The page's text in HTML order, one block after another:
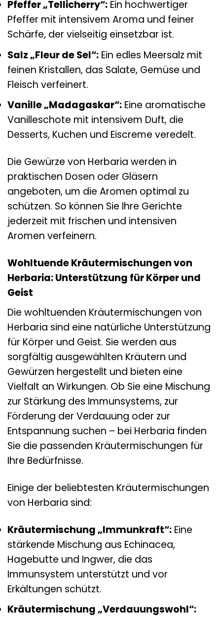
Pfeffer „Tellicherry“: Ein hochwertiger
Pfeffer mit intensivem Aroma und feiner
Schärfe, der vielseitig einsetzbar ist.
Salz „Fleur de Sel“: Ein edles Meersalz mit
feinen Kristallen, das Salate, Gemüse und
Fleisch verfeinert.
Vanille „Madagaskar“: Eine aromatische
Vanilleschote mit intensivem Duft, die
Desserts, Kuchen und Eiscreme veredelt.
Die Gewürze von Herbaria werden in
praktischen Dosen oder Gläsern
angeboten, um die Aromen optimal zu
schützen. So können Sie Ihre Gerichte
jederzeit mit frischen und intensiven
Aromen verfeinern.
Wohltuende Kräutermischungen von
Herbaria: Unterstützung für Körper und
Geist
Die wohltuenden Kräutermischungen von
Herbaria sind eine natürliche Unterstützung
für Körper und Geist. Sie werden aus
sorgfältig ausgewählten Kräutern und
Gewürzen hergestellt und bieten eine
Vielfalt an Wirkungen. Ob Sie eine Mischung
zur Stärkung des Immunsystems, zur
Förderung der Verdauung oder zur
Entspannung suchen – bei Herbaria finden
Sie die passenden Kräutermischungen für
Ihre Bedürfnisse.
Einige der beliebtesten Kräutermischungen
von Herbaria sind:
Kräutermischung „Immunkraft“: Eine
stärkende Mischung aus Echinacea,
Hagebutte und Ingwer, die das
Immunsystem unterstützt und vor
Erkältungen schützt.
Kräutermischung „Verdauungswohl“: